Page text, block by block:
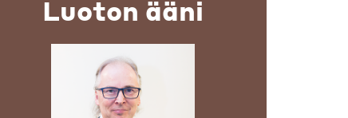
Luoton ääni